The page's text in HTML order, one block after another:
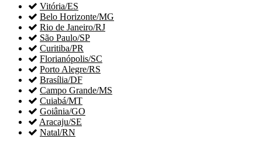
 Vitória/ES
 Belo Horizonte/MG
 Rio de Janeiro/RJ
 São Paulo/SP
 Curitiba/PR
 Florianópolis/SC
 Porto Alegre/RS
 Brasília/DF
 Campo Grande/MS
 Cuiabá/MT
 Goiânia/GO
 Aracaju/SE
 Natal/RN